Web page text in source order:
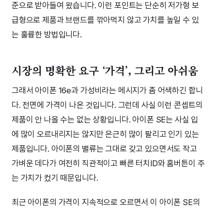
준으로 받아들여 왔습니다. 이런 포인트는 단순히 저가형 보
급형으로 제품과 브랜드를 깎아먹지 않고 가치를 높일 수 있
는 훌륭한 방법입니다.
시장의 명확한 요구 ‘가격’, 그리고 아쉬움
그래서 아이폰 16e과 가성비라는 메시지가 좀 어색하긴 합니
다. 전면에 가격이 나온 것입니다. 그런데 사실 이런 콘셉트의
제품이 안 나올 수는 없는 상황입니다. 아이폰 SE는 사실 입
에 많이 오르내리지는 않지만 은근히 많이 팔리고 인기 있는
제품입니다. 아이폰의 밸류는 그대로 갖고 있으면서도 작고
가벼운 데다가 여전히 직관적이고 빠른 터치ID와 홈버튼이 주
는 가치가 컸기 때문입니다.
최근 아이폰의 가격이 지속적으로 오르면서 이 아이폰 SE의